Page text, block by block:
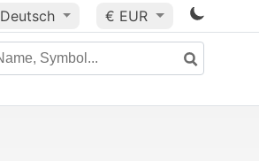
Deutsch € EUR